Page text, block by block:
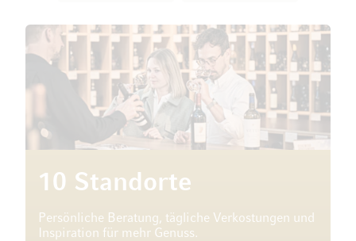
10 Standorte
Persönliche Beratung, tägliche Verkostungen und
Inspiration für mehr Genuss.